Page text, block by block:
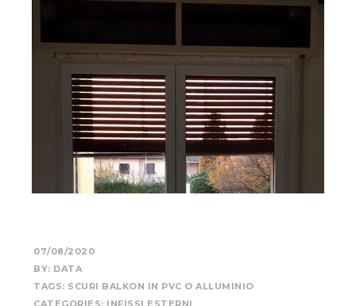
07/08/2020
BY: DATA
TAGS: SCURI BALKON IN PVC O ALLUMINIO